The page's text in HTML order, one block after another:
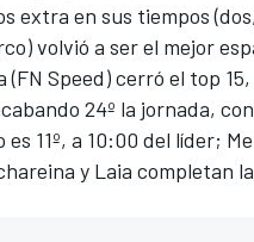
extra en sus tiempos
volvió a ser el mejor
(FN Speed) cerró el top
24º la jornada, con
es 11º, a 10:00 del líder;
y Laia completan